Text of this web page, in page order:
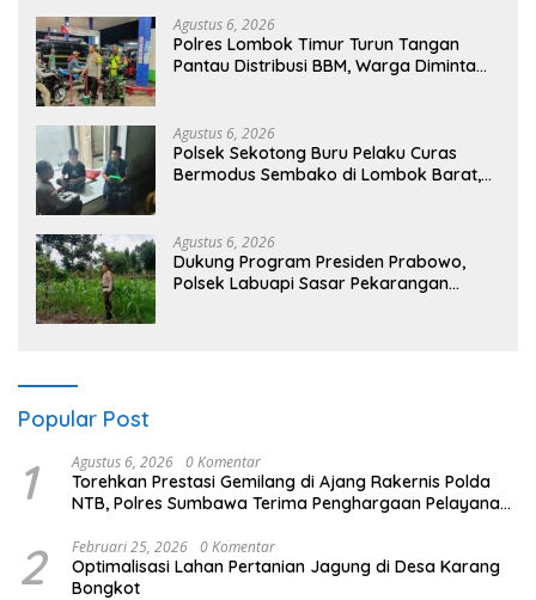
Agustus 6, 2026
Polres Lombok Timur Turun Tangan
Pantau Distribusi BBM, Warga Diminta
Agustus 6, 2026
Polsek Sekotong Buru Pelaku Curas
Bermodus Sembako di Lombok Barat,
Agustus 6, 2026
Dukung Program Presiden Prabowo,
Polsek Labuapi Sasar Pekarangan
Popular Post
1 Agustus 6, 2026 0 Komentar
Torehkan Prestasi Gemilang di Ajang Rakernis Polda
NTB, Polres Sumbawa Terima Penghargaan Pelayanan
2 Februari 25, 2026 0 Komentar
Optimalisasi Lahan Pertanian Jagung di Desa Karang
Bongkot